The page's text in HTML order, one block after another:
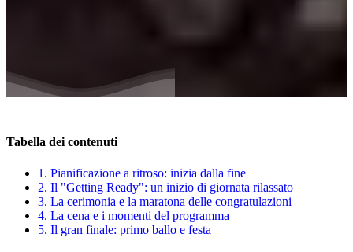
Tabella dei contenuti
1. Pianificazione a ritroso: inizia dalla fine
2. Il "Getting Ready": un inizio di giornata rilassato
3. La cerimonia e la maratona delle congratulazioni
4. La cena e i momenti del programma
5. Il gran finale: primo ballo e festa